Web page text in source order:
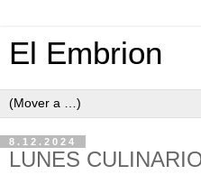
El Embrion
8.12.2024
LUNES